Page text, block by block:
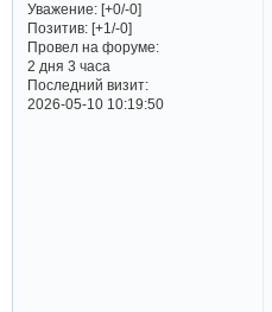
Уважение: [+0/-0]
Позитив: [+1/-0]
Провел на форуме:
2 дня 3 часа
Последний визит:
2026-05-10 10:19:50